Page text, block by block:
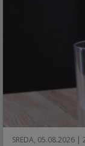
SREDA, 05.08.2026 |